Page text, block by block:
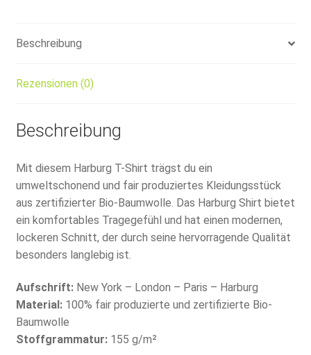
Beschreibung
Rezensionen (0)
Beschreibung
Mit diesem Harburg T-Shirt trägst du ein
umweltschonend und fair produziertes Kleidungsstück
aus zertifizierter Bio-Baumwolle. Das Harburg Shirt bietet
ein komfortables Tragegefühl und hat einen modernen,
lockeren Schnitt, der durch seine hervorragende Qualität
besonders langlebig ist.
Aufschrift:New York – London – Paris – Harburg
Material:100% fair produzierte und zertifizierte Bio-
Baumwolle
Stoffgrammatur:155 g/m²